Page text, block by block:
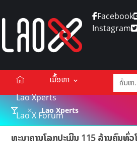
Facebook
Instagram
ເນື້ອຫາ
Lao Xperts
Lao X Forum
ວິດີໂອ
Lao Xperts
ທະນາຄານໂລກປະເມີນ 115 ລ້ານຄົນທົ່ວ